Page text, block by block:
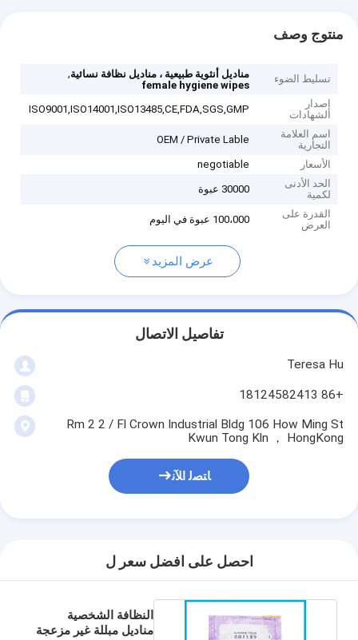
منتوج وصف
تسليط الضوء مناديل أنثوية طبيعية ، مناديل نظافة نسائية,
female hygiene wipes
إصدار
الشهادات
ISO9001,ISO14001,ISO13485,CE,FDA,SGS,GMP
اسم العلامة
التجارية
OEM / Private Lable
الأسعار
negotiable
الحد الأدنى
لكمية
30000 عبوة
القدرة على
العرض
100،000 عبوة في اليوم
عرض المزيد
تفاصيل الاتصال
Teresa Hu
+86 18124582413
Rm 2 2 / Fl Crown Industrial Bldg 106 How Ming St
Kwun Tong Kln ， HongKong
ﺎﺘﺼﻟ ﺍﻶﻧ
احصل على افضل سعر ل
النظافة الشخصية
مناديل مبللة غير مزعجة